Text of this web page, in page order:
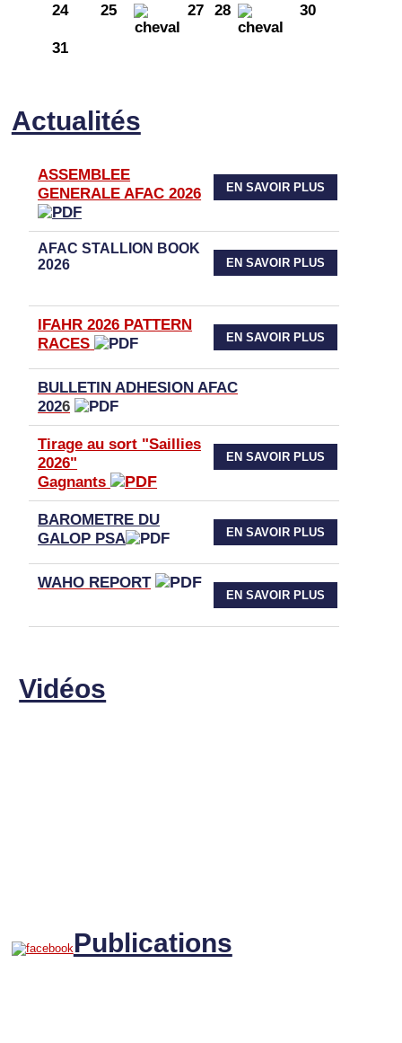
24 25
27
28
30
31
Actualités
ASSEMBLEE
GENERALE AFAC 2026
EN SAVOIR PLUS
AFAC STALLION BOOK
2026
EN SAVOIR PLUS
IFAHR 2026 PATTERN
RACES
EN SAVOIR PLUS
BULLETIN ADHESION AFAC
2026
Tirage au sort "Saillies
2026"
Gagnants
EN SAVOIR PLUS
BAROMETRE DU
GALOP PSA
EN SAVOIR PLUS
WAHO REPORT
EN SAVOIR PLUS
Vidéos
Publications